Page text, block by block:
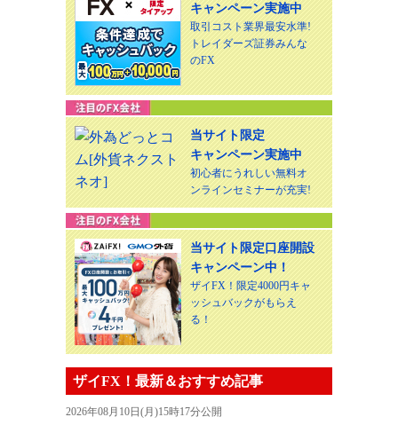
キャンペーン実施中
取引コスト業界最安水準!
トレイダーズ証券みんな
のFX
当サイト限定
キャンペーン実施中
初心者にうれしい無料オ
ンラインセミナーが充実!
当サイト限定口座開設
キャンペーン中！
ザイFX！限定4000円キャ
ッシュバックがもらえ
る！
ザイFX！最新＆おすすめ記事
2026年08月10日(月)15時17分公開